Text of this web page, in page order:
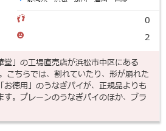
0
2
堂」の工場直売店が浜松市中区にある
こちらでは、割れていたり、形が崩れた
お徳用」のうなぎパイが、正規品よりも
。プレーンのうなぎパイのほか、ブラ